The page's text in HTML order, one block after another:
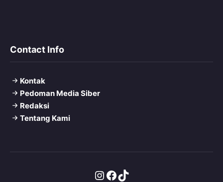
Contact Info
Kontak
Pedoman Media Siber
Redaksi
Tentang Kami
Instagram
Facebook
TikTok